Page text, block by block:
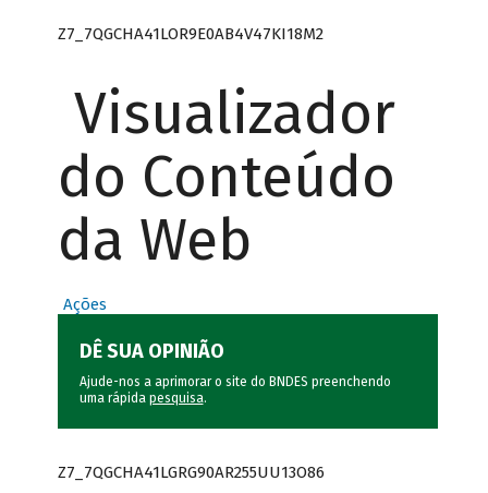
Z7_7QGCHA41LOR9E0AB4V47KI18M2
Visualizador
do Conteúdo
da Web
Ações
DÊ SUA OPINIÃO
Ajude-nos a aprimorar o site do BNDES preenchendo
uma rápida pesquisa.
Z7_7QGCHA41LGRG90AR255UU13O86